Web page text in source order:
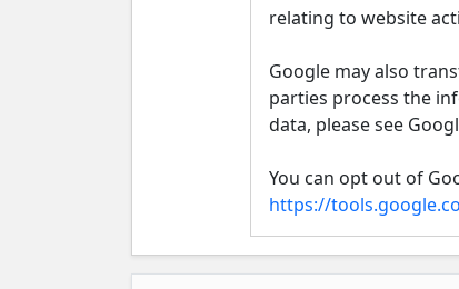
relating to website
Google may also
parties process the
data, please see
You can opt out of
https://